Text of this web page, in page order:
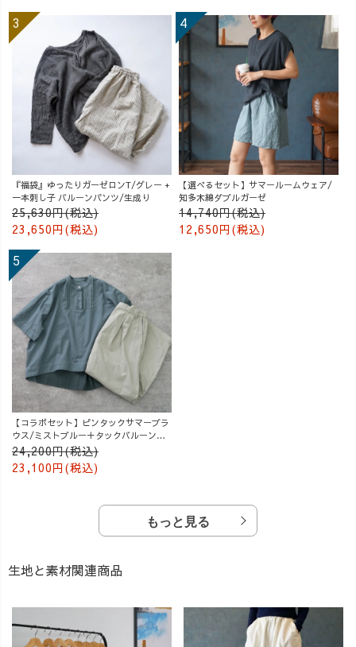
『福袋』ゆったりガーゼロンT/グレー +
一本刺し子 バルーンパンツ/生成り
25,630円(税込)
23,650円(税込)
【選べるセット】サマールームウェア/
知多木綿ダブルガーゼ
14,740円(税込)
12,650円(税込)
【コラボセット】ピンタックサマーブラ
ウス/ミストブルー＋タックバルーンパ
ンツ/グレージュ
24,200円(税込)
23,100円(税込)
もっと見る
生地と素材関連商品